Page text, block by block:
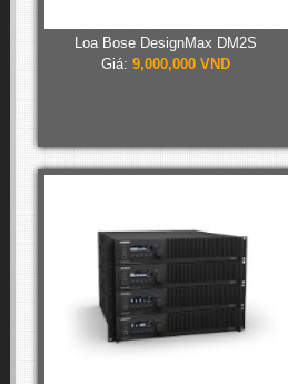
Loa Bose DesignMax DM2S
Giá: 9,000,000 VND